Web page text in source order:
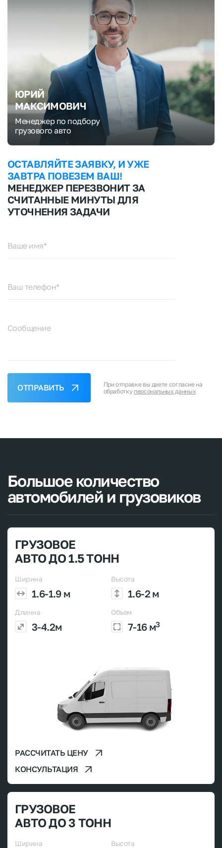
ЮРИЙ
МАКСИМОВИЧ
Менеджер по подбору
грузового авто
ОСТАВЛЯЙТЕ ЗАЯВКУ, И УЖЕ
ЗАВТРА ПОВЕЗЕМ ВАШ!
МЕНЕДЖЕР ПЕРЕЗВОНИТ ЗА
СЧИТАННЫЕ МИНУТЫ ДЛЯ
УТОЧНЕНИЯ ЗАДАЧИ
Ваше имя*
Ваш телефон*
Сообщение
ОТПРАВИТЬ
При отправке вы даете согласие на
обработку персональных данных
Большое количество
автомобилей и грузовиков
ГРУЗОВОЕ
АВТО ДО 1.5 ТОНН
Ширина
1.6-1.9 м
Высота
1.6-2 м
Длинна
3-4.2м
Объем
7-16 м3
РАССЧИТАТЬ ЦЕНУ
КОНСУЛЬТАЦИЯ
ГРУЗОВОЕ
АВТО ДО 3 ТОНН
Ширина Высота